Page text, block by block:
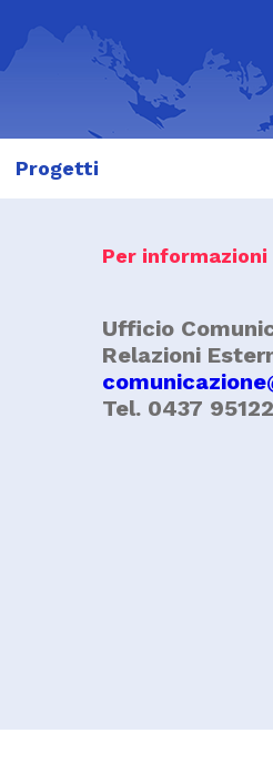
Progetti
Per informazioni
Ufficio
Relazioni
Tel. 0437